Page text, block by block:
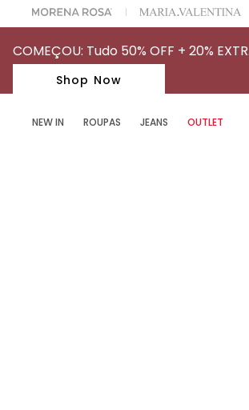
NA SUA 1° COMPRA USANDO O CUPOM:
COMEÇOU: Tudo 50% OFF + 20%
Shop Now
NEW IN ROUPAS JEANS OUTLET